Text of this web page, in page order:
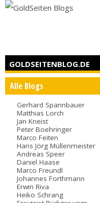
GOLDSEITENBLOG.DE
Alle Blogs
Gerhard Spannbauer
Matthias Lorch
Jan Kneist
Peter Boehringer
Marco Feiten
Hans Jörg Müllenmeister
Andreas Speer
Daniel Haase
Marco Freundl
Johannes Forthmann
Erwin Riva
Heiko Schrang